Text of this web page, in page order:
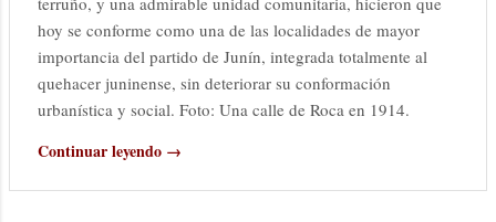
hoy se conforme como una de las localidades de mayor
importancia del partido de Junín, integrada totalmente al
quehacer juninense, sin deteriorar su conformación
urbanística y social. Foto: Una calle de Roca en 1914.
Continuar leyendo →